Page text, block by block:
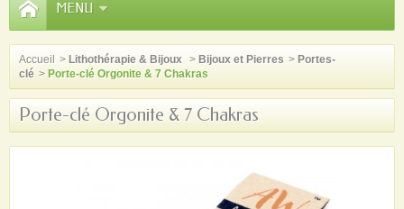
MENU
Accueil > Lithothérapie & Bijoux > Bijoux et Pierres > Portes-
clé > Porte-clé Orgonite & 7 Chakras
Porte-clé Orgonite & 7 Chakras